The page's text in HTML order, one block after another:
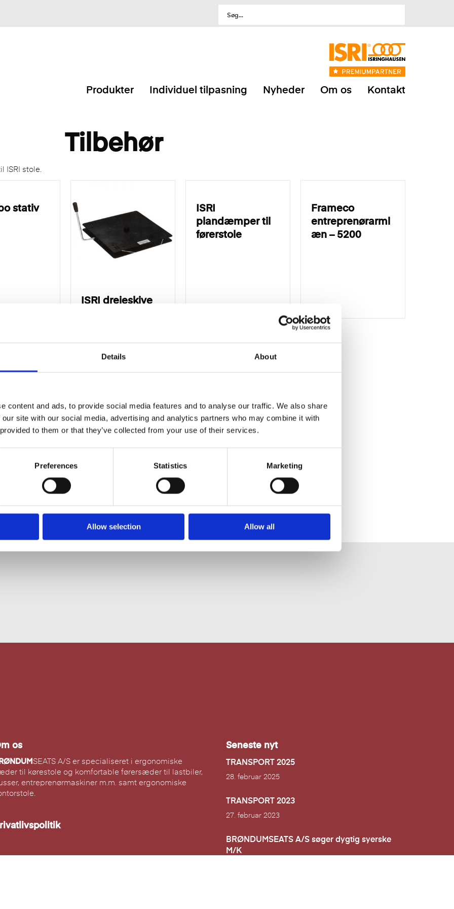
Details About
content and ads, to provide social media features and to analyse our traffic. We also share
site with our social media, advertising and analytics partners who may combine it with
to them or that they’ve collected from your use of their services.
Preferences Statistics Marketing
Allow selection Allow all
Produkter Individuel tilpasning Nyheder Om os Kontakt
Tilbehør
ISRI stole.
stativ
ISRI drejeskive
ISRI
plandæmper til
førerstole
Frameco
entreprenørarml
æn – 5200
ergo
Aftageligt
sædeovertræk til
os
SEATS A/S er specialiseret i ergonomiske
til kørestole og komfortable førersæder til lastbiler,
entreprenørmaskiner m.m. samt ergonomiske
Seneste nyt
TRANSPORT 2025
28. februar 2025
TRANSPORT 2023
27. februar 2023
BRØNDUMSEATS A/S søger dygtig syerske
M/K